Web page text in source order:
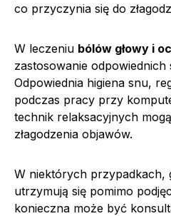
co przyczynia się do
W leczeniu bólów głowy i
zastosowanie odpowiednich
Odpowiednia higiena snu,
podczas pracy przy
technik relaksacyjnych
złagodzenia objawów.
W niektórych przypadkach,
utrzymują się pomimo
konieczna może być